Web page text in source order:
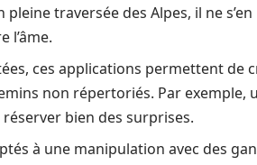
traversée des Alpes, il ne s’en
l’âme.
ces applications permettent de
non répertoriés. Par exemple,
bien des surprises.
à une manipulation avec des